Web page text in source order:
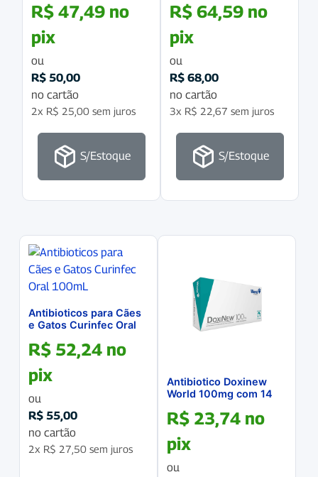
R$ 47,49 no
pix
ou
R$ 50,00
no cartão
2x R$ 25,00 sem juros
S/Estoque
R$ 64,59 no
pix
ou
R$ 68,00
no cartão
3x R$ 22,67 sem juros
S/Estoque
Antibioticos para Cães
e Gatos Curinfec Oral
R$ 52,24 no
pix
ou
R$ 55,00
no cartão
2x R$ 27,50 sem juros
Antibiotico Doxinew
World 100mg com 14
R$ 23,74 no
pix
ou